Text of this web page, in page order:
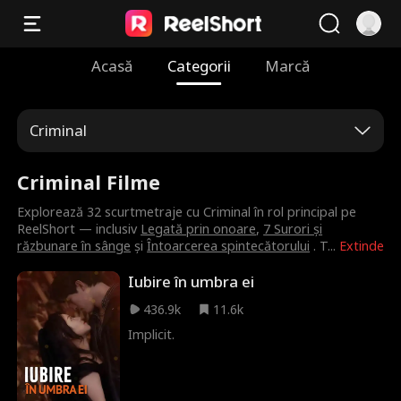
Acasă Categorii Marcă
Criminal
Criminal Filme
Extinde
Explorează 32 scurtmetraje cu Criminal în rol principal pe
ReelShort — inclusiv Legată prin onoare, 7 Surori și
răzbunare în sânge șiÎntoarcerea spintecătorului . T...
Iubire în umbra ei
436.9k
11.6k
Implicit.